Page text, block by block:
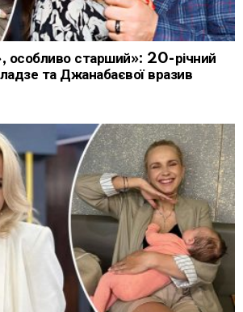
особливо старший»: 20-річний
та Джанабаєвої вразив